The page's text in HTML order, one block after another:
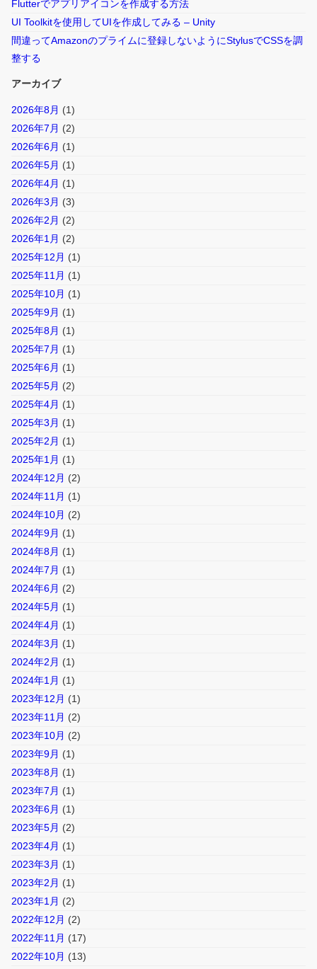
Flutterでアプリアイコンを作成する方法
UI Toolkitを使用してUIを作成してみる – Unity
間違ってAmazonのプライムに登録しないようにStylusでCSSを調
整する
アーカイブ
2026年8月 (1)
2026年7月 (2)
2026年6月 (1)
2026年5月 (1)
2026年4月 (1)
2026年3月 (3)
2026年2月 (2)
2026年1月 (2)
2025年12月 (1)
2025年11月 (1)
2025年10月 (1)
2025年9月 (1)
2025年8月 (1)
2025年7月 (1)
2025年6月 (1)
2025年5月 (2)
2025年4月 (1)
2025年3月 (1)
2025年2月 (1)
2025年1月 (1)
2024年12月 (2)
2024年11月 (1)
2024年10月 (2)
2024年9月 (1)
2024年8月 (1)
2024年7月 (1)
2024年6月 (2)
2024年5月 (1)
2024年4月 (1)
2024年3月 (1)
2024年2月 (1)
2024年1月 (1)
2023年12月 (1)
2023年11月 (2)
2023年10月 (2)
2023年9月 (1)
2023年8月 (1)
2023年7月 (1)
2023年6月 (1)
2023年5月 (2)
2023年4月 (1)
2023年3月 (1)
2023年2月 (1)
2023年1月 (2)
2022年12月 (2)
2022年11月 (17)
2022年10月 (13)